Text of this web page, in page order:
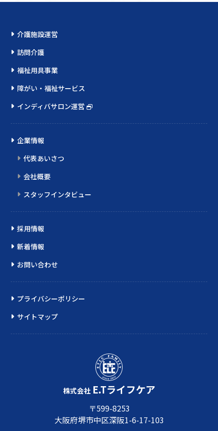
介護施設運営
訪問介護
福祉用具事業
障がい・福祉サービス
インディバサロン運営
企業情報
代表あいさつ
会社概要
スタッフインタビュー
採用情報
新着情報
お問い合わせ
プライバシーポリシー
サイトマップ
株式会社 E.Tライフケア
〒599-8253
大阪府堺市中区深阪1-6-17-103